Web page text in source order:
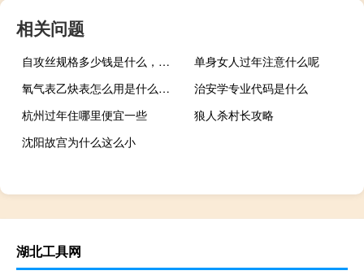
相关问题
自攻丝规格多少钱是什么，自攻丝规格2021价格和图文详情
单身女人过年注意什么呢
氧气表乙炔表怎么用是什么，氧气表乙炔表怎么用2021价格和图文详情
治安学专业代码是什么
杭州过年住哪里便宜一些
狼人杀村长攻略
沈阳故宫为什么这么小
湖北工具网